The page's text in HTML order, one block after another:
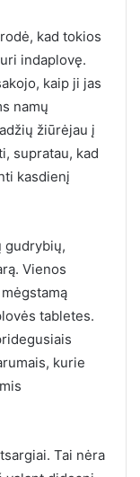
kad tokios
indaplovę.
kaip ji jas
namų
žiūrėjau į
supratau, kad
kasdienį
gudrybių,
Vienos
tabletes.
kurie
Tai nėra